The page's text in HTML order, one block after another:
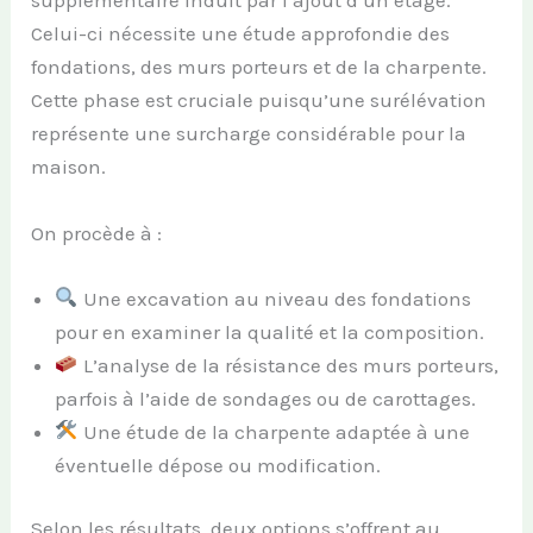
Celui-ci nécessite une étude approfondie des
fondations, des murs porteurs et de la charpente.
Cette phase est cruciale puisqu’une surélévation
représente une surcharge considérable pour la
maison.
On procède à :
Une excavation au niveau des fondations
pour en examiner la qualité et la composition.
L’analyse de la résistance des murs porteurs,
parfois à l’aide de sondages ou de carottages.
Une étude de la charpente adaptée à une
éventuelle dépose ou modification.